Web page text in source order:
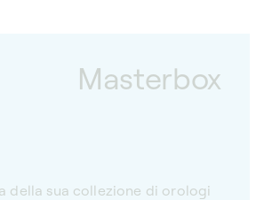
Masterbox
della sua collezione di orologi